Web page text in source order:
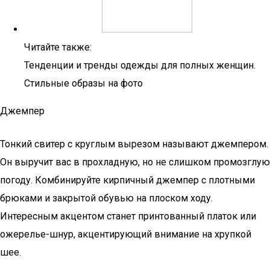
Читайте также:
Тенденции и тренды одежды для полных женщин.
Стильные образы на фото
Джемпер
Тонкий свитер с круглым вырезом называют джемпером.
Он выручит вас в прохладную, но не слишком промозглую
погоду. Комбинируйте кирпичный джемпер с плотными
брюками и закрытой обувью на плоском ходу.
Интересным акцентом станет принтованный платок или
ожерелье-шнур, акцентирующий внимание на хрупкой
шее.